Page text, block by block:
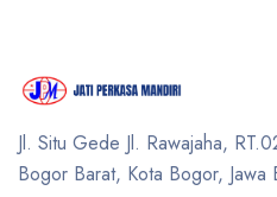
Jl. Situ Gede Jl. Rawajaha,
Bogor Barat, Kota Bogor, Jawa